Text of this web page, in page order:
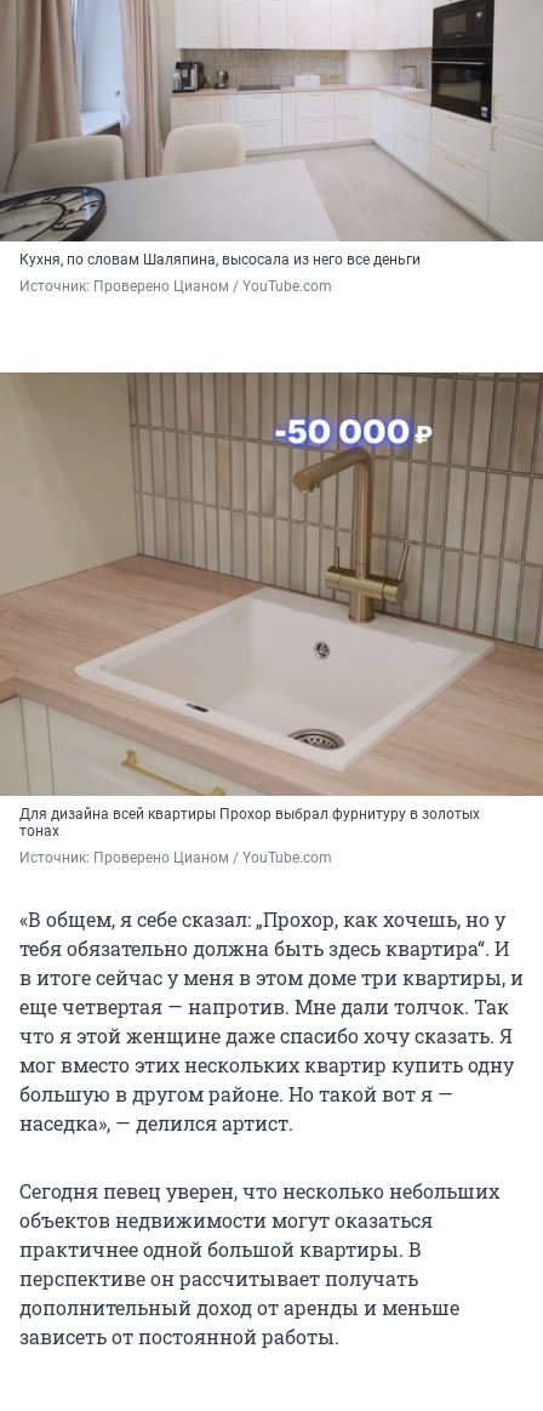
Кухня, по словам Шаляпина, высосала из него все деньги
Источник: Проверено Цианом / YouTube.com
Для дизайна всей квартиры Прохор выбрал фурнитуру в золотых
тонах
Источник: Проверено Цианом / YouTube.com
«В общем, я себе сказал: „Прохор, как хочешь, но у
тебя обязательно должна быть здесь квартира“. И
в итоге сейчас у меня в этом доме три квартиры, и
еще четвертая — напротив. Мне дали толчок. Так
что я этой женщине даже спасибо хочу сказать. Я
мог вместо этих нескольких квартир купить одну
большую в другом районе. Но такой вот я —
наседка», — делился артист.
Сегодня певец уверен, что несколько небольших
объектов недвижимости могут оказаться
практичнее одной большой квартиры. В
перспективе он рассчитывает получать
дополнительный доход от аренды и меньше
зависеть от постоянной работы.